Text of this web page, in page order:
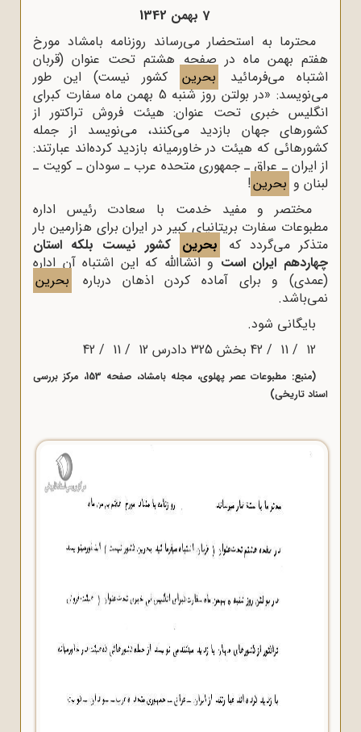
7 بهمن 1342
محترما به استحضار می‌رساند روزنامه بامشاد مورخ
هفتم بهمن ماه در صفحه هشتم تحت عنوان (قربان
اشتباه می‌فرمائید
بحرین
کشور نیست) این طور
می‌نویسد: «در بولتن روز شنبه 5 بهمن ماه سفارت کبرای
انگلیس خبری تحت عنوان: هیئت فروش تراکتور از
کشورهای جهان بازدید می‌کنند، می‌نویسد از جمله
کشورهائی که هیئت در خاورمیانه بازدید کرده‌اند عبارتند:
از ایران ـ عراق ـ جمهوری متحده عرب ـ سودان ـ کویت ـ
لبنان و بحرین!
مختصر و مفید خدمت با سعادت رئیس اداره
مطبوعات سفارت بریتانیای کبیر در ایران برای هزارمین بار
متذکر می‌گردد که
بحرین کشور نیست بلکه استان
چهاردهم ایران استو انشااللّه که این اشتباه آن اداره
(عمدی) و برای آماده کردن اذهان درباره
بحرین
نمی‌باشد.
بایگانی شود.
12 / 11 / 42 بخش 325 دادرس 12 / 11 / 42
(منبع: مطبوعات عصر پهلوی، مجله بامشاد، صفحه 153، مرکز بررسی
اسناد تاریخی)